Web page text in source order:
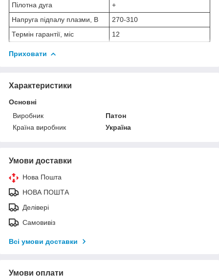
Пілотна дуга
+
Напруга підпалу плазми, В
270-310
Термін гарантії, міс
12
Приховати
Характеристики
Основні
Виробник
Патон
Країна виробник
Україна
Умови доставки
Нова Пошта
НОВА ПОШТА
Делівері
Самовивіз
Всі умови доставки
Умови оплати